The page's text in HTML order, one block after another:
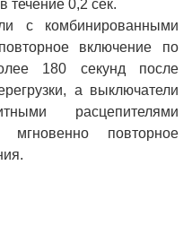
течение 0,2 сек.
с комбинированными
включение по
180 секунд после
а выключатели
расцепителями
мгновенно повторное